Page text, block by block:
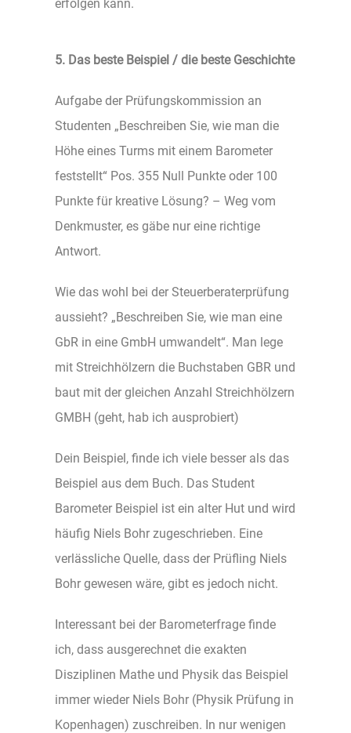
erfolgen kann.
5. Das beste Beispiel / die beste Geschichte
Aufgabe der Prüfungskommission an
Studenten „Beschreiben Sie, wie man die
Höhe eines Turms mit einem Barometer
feststellt“ Pos. 355 Null Punkte oder 100
Punkte für kreative Lösung? – Weg vom
Denkmuster, es gäbe nur eine richtige
Antwort.
Wie das wohl bei der Steuerberaterprüfung
aussieht? „Beschreiben Sie, wie man eine
GbR in eine GmbH umwandelt“. Man lege
mit Streichhölzern die Buchstaben GBR und
baut mit der gleichen Anzahl Streichhölzern
GMBH (geht, hab ich ausprobiert)
Dein Beispiel, finde ich viele besser als das
Beispiel aus dem Buch. Das Student
Barometer Beispiel ist ein alter Hut und wird
häufig Niels Bohr zugeschrieben. Eine
verlässliche Quelle, dass der Prüfling Niels
Bohr gewesen wäre, gibt es jedoch nicht.
Interessant bei der Barometerfrage finde
ich, dass ausgerechnet die exakten
Disziplinen Mathe und Physik das Beispiel
immer wieder Niels Bohr (Physik Prüfung in
Kopenhagen) zuschreiben. In nur wenigen